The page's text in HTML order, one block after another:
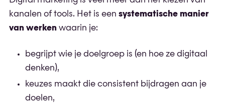
kanalen of tools. Het is een systematische manier
van werken waarin je:
begrijpt wie je doelgroep is (en hoe ze digitaal
denken),
keuzes maakt die consistent bijdragen aan je
doelen,